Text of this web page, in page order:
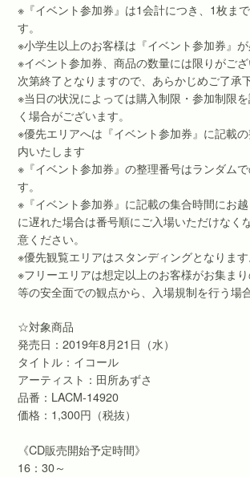
※『イベント参加券』は1会計につき、1枚ま
す。
※小学生以上のお客様は『イベント参加券』が
※イベント参加券、商品の数量には限りがご
次第終了となりますので、あらかじめご了承下
※当日の状況によっては購入制限・参加制限
く場合がございます。
※優先エリアへは『イベント参加券』に記載
内いたします
※『イベント参加券』の整理番号はランダム
す。
※『イベント参加券』に記載の集合時間にお
に遅れた場合は番号順にご入場いただけなく
意ください。
※優先観覧エリアはスタンディングとなります
※フリーエリアは想定以上のお客様がお集ま
等の安全面での観点から、入場規制を行う場
☆対象商品
発売日：2019年8月21日（水）
タイトル：イコール
アーティスト：田所あずさ
品番：LACM-14920
価格：1,300円（税抜）
《CD販売開始予定時間》
16：30～